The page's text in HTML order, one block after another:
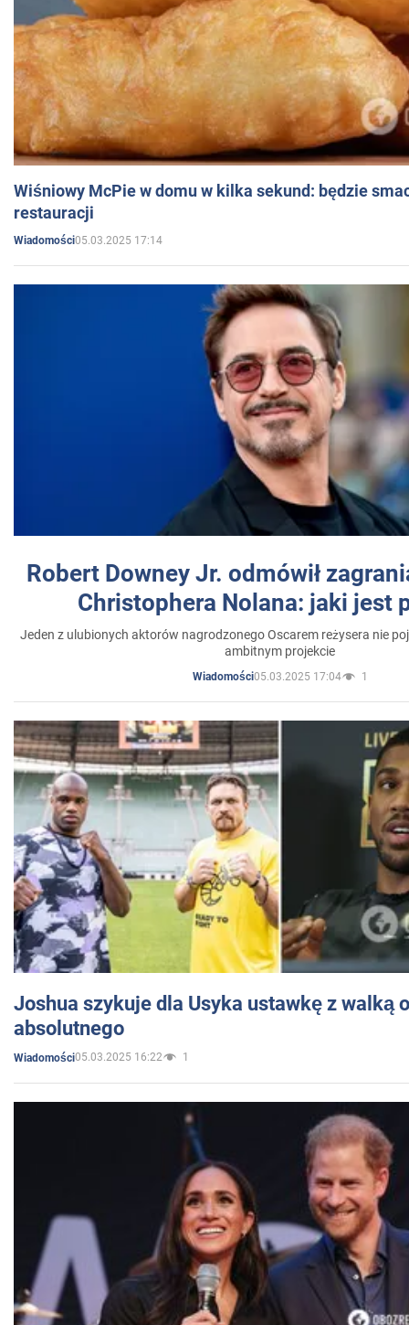
Wiśniowy McPie w domu w kilka sekund: będzie
restauracji
Wiadomości05.03.2025 17:14
Robert Downey Jr. odmówił
Christophera Nolana: jaki jest
Jeden z ulubionych aktorów nagrodzonego Oscarem reżysera nie
ambitnym projekcie
Wiadomości05.03.2025 17:04 1
Joshua szykuje dla Usyka ustawkę z walką
absolutnego
Wiadomości05.03.2025 16:22 1